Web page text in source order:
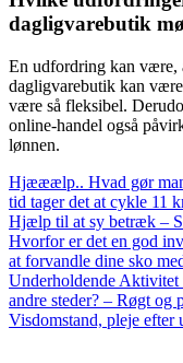
dagligvarebutik
En udfordring kan være,
dagligvarebutik kan
være så fleksibel.
online-handel også
lønnen.
Hjææælp.. Hvad gør
tid tager det at cykle 11
Hjælp til at sy betræk –
Hvorfor er det en god
at forvandle dine sko
Underholdende
andre steder? – Røgt og
Visdomstand, pleje